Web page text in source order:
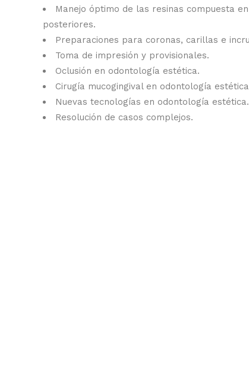
Manejo óptimo de las resinas compuesta
posteriores.
Preparaciones para coronas, carillas e
Toma de impresión y provisionales.
Oclusión en odontología estética.
Cirugía mucogingival en odontología
Nuevas tecnologías en odontología estética.
Resolución de casos complejos.